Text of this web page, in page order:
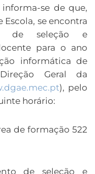
se de que,
se encontra
de seleção e
para o ano
informática de
Geral da
), pelo
horário:
de formação 522
de seleção e